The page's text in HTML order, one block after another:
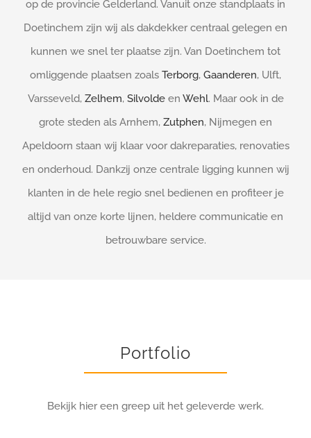
op de provincie Gelderland. Vanuit onze standplaats in
Doetinchem zijn wij als dakdekker centraal gelegen en
kunnen we snel ter plaatse zijn. Van Doetinchem tot
omliggende plaatsen zoals Terborg, Gaanderen, Ulft,
Varsseveld, Zelhem, Silvoldeen Wehl. Maar ook in de
grote steden als Arnhem, Zutphen, Nijmegen en
Apeldoorn staan wij klaar voor dakreparaties, renovaties
en onderhoud. Dankzij onze centrale ligging kunnen wij
klanten in de hele regio snel bedienen en profiteer je
altijd van onze korte lijnen, heldere communicatie en
betrouwbare service.
Portfolio
Bekijk hier een greep uit het geleverde werk.